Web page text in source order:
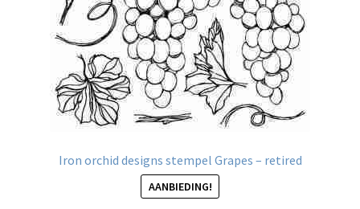
de
productpagina
Iron orchid designs stempel Grapes – retired
AANBIEDING!